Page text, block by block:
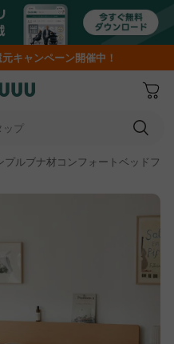
キャンペーン開催中！
プ
プルブナ材コンフォートベッドフ